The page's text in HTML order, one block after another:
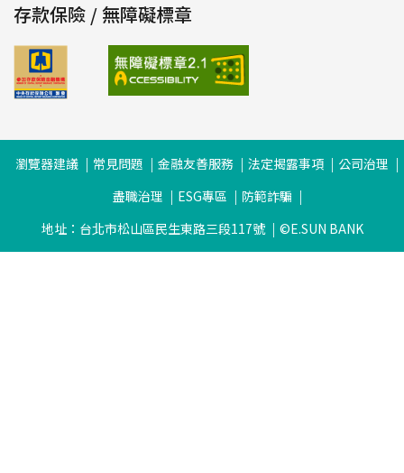
存款保險 / 無障礙標章
瀏覽器建議 常見問題 金融友善服務 法定揭露事項
公司治理
盡職治理
ESG專區
防範詐騙
地址：台北市松山區民生東路三段117號
©E.SUN BANK